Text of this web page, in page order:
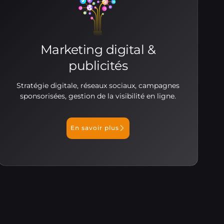
Marketing digital &
publicités
Stratégie digitale, réseaux sociaux, campagnes
sponsorisées, gestion de la visibilité en ligne.
En savoir plus